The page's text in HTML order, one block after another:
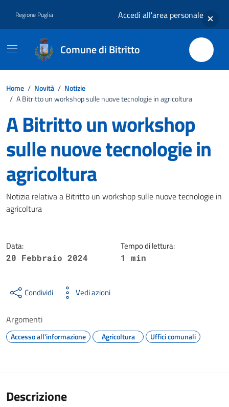
Regione Puglia Accedi all'area personale
Comune di Bitritto
Home / Novità / Notizie
/ A Bitritto un workshop sulle nuove tecnologie in agricoltura
A Bitritto un workshop
sulle nuove tecnologie in
agricoltura
Dettagli della notizia
Notizia relativa a Bitritto un workshop sulle nuove tecnologie in
agricoltura
Data:
20 Febbraio 2024
Tempo di lettura:
1 min
Condividi Vedi azioni
Argomenti
Accesso all'informazione Agricoltura Uffici comunali
Descrizione